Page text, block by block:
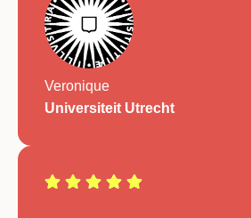
Veronique
Universiteit Utrecht